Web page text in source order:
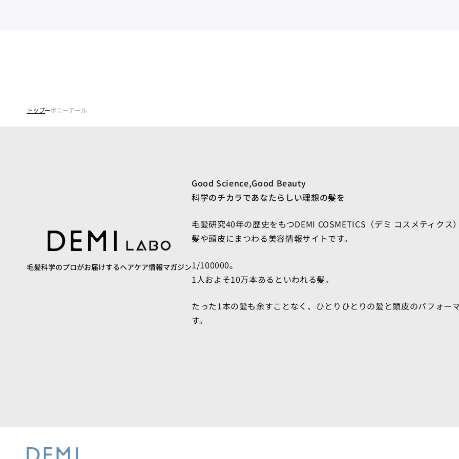
トップ ポニーテール
毛髪科学のプロがお届けするヘアケア情報マガジン
Good Science,Good Beauty
科学のチカラであなたらしい理想の髪を
毛髪研究40年の歴史をもつDEMI COSMETICS（デミ コスメティクス
髪や頭皮にまつわる美容情報サイトです。
1/100000。
1人およそ10万本あるといわれる髪。
たった1本の髪も余すことなく、ひとりひとりの髪と頭皮のパフォー
す。